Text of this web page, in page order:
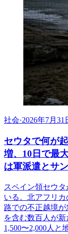
社会·2026年7月31
セウタで何が
増、10日で最
は軍派遣とサ
スペイン領セウ
いる。北アフリ
路での不正越境が
を含む数百人が
1,500〜2,000人と